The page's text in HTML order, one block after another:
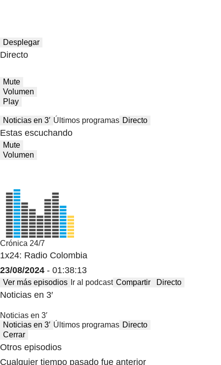
Desplegar
Directo
Mute
Volumen
Play
Noticias en 3′ Últimos programas Directo
Estas escuchando
Mute
Volumen
Crónica 24/7
1x24: Radio Colombia
23/08/2024 - 01:38:13
Ver más episodios Ir al podcast Compartir Directo
Noticias en 3′
Noticias en 3′
Noticias en 3′ Últimos programas Directo
Cerrar
Otros episodios
Cualquier tiempo pasado fue anterior